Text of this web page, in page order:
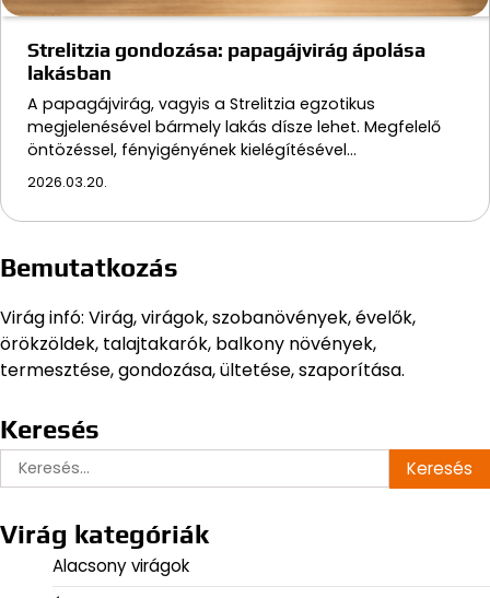
Strelitzia gondozása: papagájvirág ápolása
lakásban
A papagájvirág, vagyis a Strelitzia egzotikus
megjelenésével bármely lakás dísze lehet. Megfelelő
öntözéssel, fényigényének kielégítésével…
2026.03.20.
Bemutatkozás
Virág infó: Virág, virágok, szobanövények, évelők,
örökzöldek, talajtakarók, balkony növények,
termesztése, gondozása, ültetése, szaporítása.
Keresés
Keresés:
Virág kategóriák
Alacsony virágok